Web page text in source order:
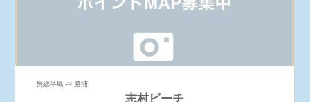
房総半島 -> 勝浦
志村ビーチ